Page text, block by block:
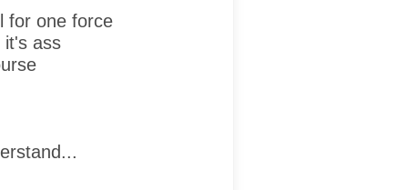
for one force
it's ass